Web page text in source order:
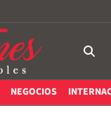
NEGOCIOS